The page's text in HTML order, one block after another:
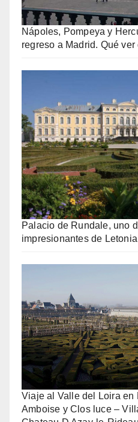
Nápoles, Pompeya y
regreso a Madrid. Qué
Palacio de Rundale, uno
impresionantes de Letonia
Viaje al Valle del Loira en
Amboise y Clos luce –